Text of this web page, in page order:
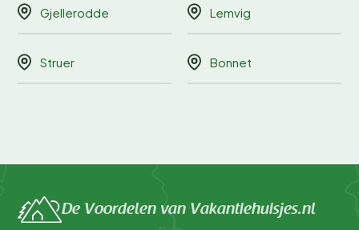
Gjellerodde Lemvig
Struer Bonnet
De Voordelen van Vakantiehuisjes.nl